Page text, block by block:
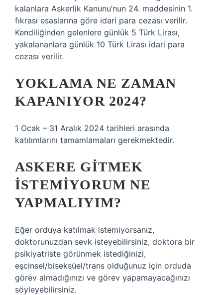
kalanlara Askerlik Kanunu’nun 24. maddesinin 1.
fıkrası esaslarına göre idari para cezası verilir.
Kendiliğinden gelenlere günlük 5 Türk Lirası,
yakalananlara günlük 10 Türk Lirası idari para
cezası verilir.
YOKLAMA NE ZAMAN
KAPANIYOR 2024?
1 Ocak – 31 Aralık 2024 tarihleri ​​arasında
katılımlarını tamamlamaları gerekmektedir.
ASKERE GITMEK
ISTEMIYORUM NE
YAPMALIYIM?
Eğer orduya katılmak istemiyorsanız,
doktorunuzdan sevk isteyebilirsiniz, doktora bir
psikiyatriste görünmek istediğinizi,
eşcinsel/biseksüel/trans olduğunuz için orduda
görev almadığınızı ve görev yapamayacağınızı
söyleyebilirsiniz.